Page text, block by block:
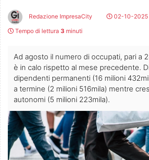
Redazione ImpresaCity
02-10-2025
Tempo di lettura 3 minuti
Ad agosto il numero di occupati, pari a
è in calo rispetto al mese precedente.
dipendenti permanenti (16 milioni
a termine (2 milioni 516mila) mentre
autonomi (5 milioni 223mila).